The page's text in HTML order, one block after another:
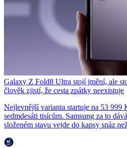
Galaxy Z Fold8 Ultra stojí jmění, ale
člověk zjistí, že cesta zpátky neexistuje
Nejlevnější varianta startuje na 53 999
sedmdesáti tisícům. Samsung za to
složeném stavu vejde do kapsy snáz